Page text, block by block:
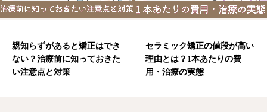
親知らずがあると矯正はでき
ない？治療前に知っておきた
い注意点と対策
セラミック矯正の値段が高い
理由とは？1本あたりの費
用・治療の実態